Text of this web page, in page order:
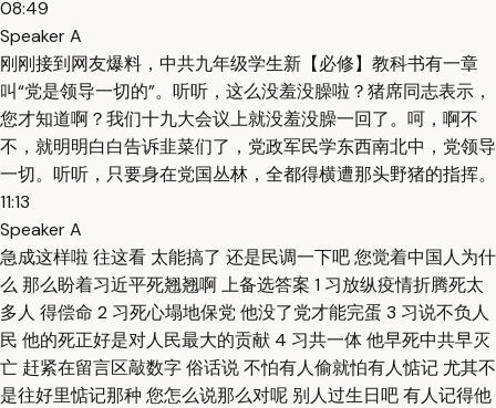
08:49
Speaker A
刚刚接到网友爆料，中共九年级学生新【必修】教科书有一章
叫“党是领导一切的”。听听，这么没羞没臊啦？猪席同志表示，
您才知道啊？我们十九大会议上就没羞没臊一回了。呵，啊不
不，就明明白白告诉韭菜们了，党政军民学东西南北中，党领导
一切。听听，只要身在党国丛林，全都得横遭那头野猪的指挥。
11:13
Speaker A
急成这样啦 往这看 太能搞了 还是民调一下吧 您觉着中国人为什
么 那么盼着习近平死翘翘啊 上备选答案 1 习放纵疫情折腾死太
多人 得偿命 2 习死心塌地保党 他没了党才能完蛋 3 习说不负人
民 他的死正好是对人民最大的贡献 4 习共一体 他早死中共早灭
亡 赶紧在留言区敲数字 俗话说 不怕有人偷就怕有人惦记 尤其不
是往好里惦记那种 您怎么说那么对呢 别人过生日吧 有人记得他